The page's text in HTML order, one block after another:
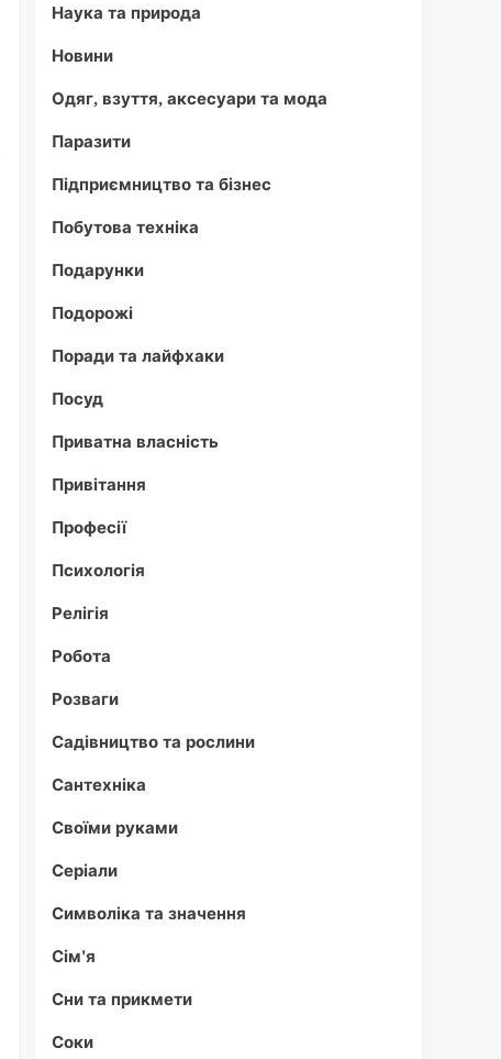
Наука та природа
Новини
Одяг, взуття, аксесуари та мода
Паразити
Підприємництво та бізнес
Побутова техніка
Подарунки
Подорожі
Поради та лайфхаки
Посуд
Приватна власність
Привітання
Професії
Психологія
Релігія
Робота
Розваги
Садівництво та рослини
Сантехніка
Своїми руками
Серіали
Символіка та значення
Сім'я
Сни та прикмети
Соки